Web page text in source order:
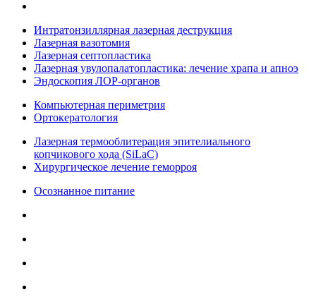
Интратонзиллярная лазерная деструкция
Лазерная вазотомия
Лазерная септопластика
Лазерная увулопалатопластика: лечение храпа и апноэ
Эндоскопия ЛОР-органов
Компьютерная периметрия
Ортокератология
Лазерная термооблитерация эпителиального
копчикового хода (SiLaC)
Хирургическое лечение геморроя
Осознанное питание